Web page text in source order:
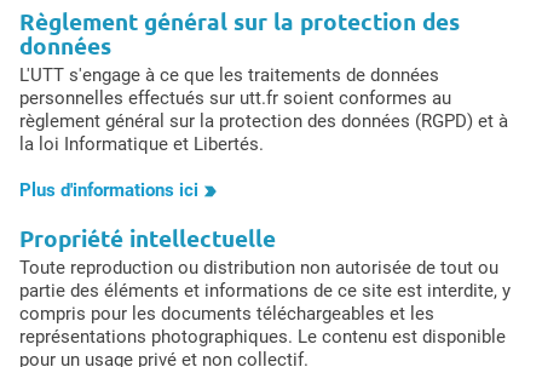
Règlement général sur la protection des
données
L'UTT s'engage à ce que les traitements de données
personnelles effectués sur utt.fr soient conformes au
règlement général sur la protection des données (RGPD) et à
la loi Informatique et Libertés.
Plus d'informations ici
Propriété intellectuelle
Toute reproduction ou distribution non autorisée de tout ou
partie des éléments et informations de ce site est interdite, y
compris pour les documents téléchargeables et les
représentations photographiques. Le contenu est disponible
pour un usage privé et non collectif.